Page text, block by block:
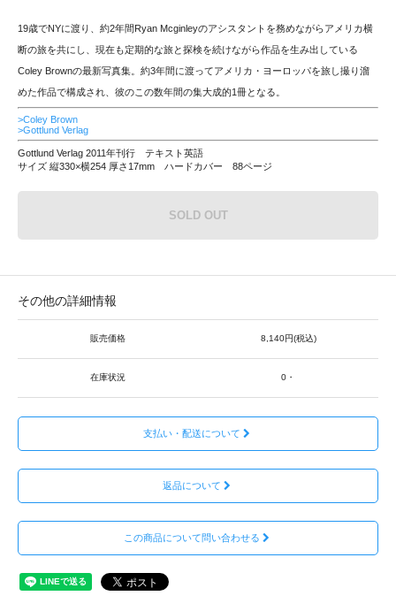
19歳でNYに渡り、約2年間Ryan Mcginleyのアシスタントを務めながらアメリカ横
断の旅を共にし、現在も定期的な旅と探検を続けながら作品を生み出している
Coley Brownの最新写真集。約3年間に渡ってアメリカ・ヨーロッパを旅し撮り溜
めた作品で構成され、彼のこの数年間の集大成的1冊となる。
>Coley Brown
>Gottlund Verlag
Gottlund Verlag 2011年刊行 テキスト英語
サイズ 縦330×横254 厚さ17mm ハードカバー 88ページ
SOLD OUT
その他の詳細情報
販売価格 8,140円(税込)
在庫状況 0・
支払い・配送について
返品について
この商品について問い合わせる